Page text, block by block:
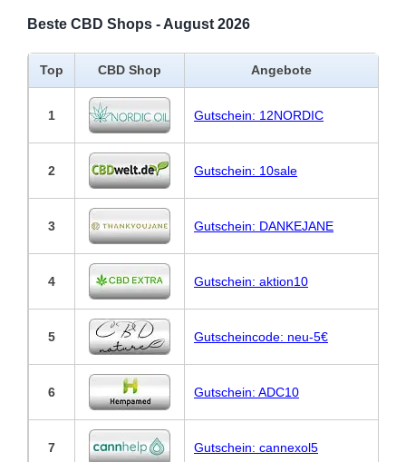
Beste CBD Shops - August 2026
Top CBD Shop Angebote
1 Gutschein: 12NORDIC
2 Gutschein: 10sale
3 Gutschein: DANKEJANE
4 Gutschein: aktion10
5 Gutscheincode: neu-5€
6 Gutschein: ADC10
7 Gutschein: cannexol5